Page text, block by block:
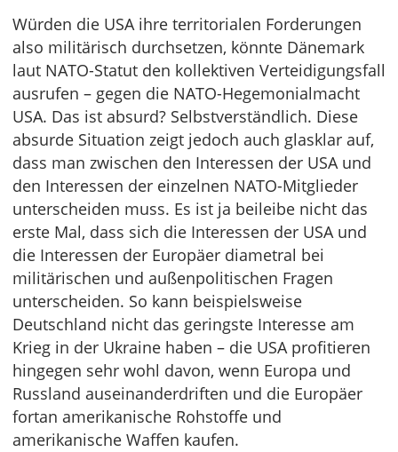
Würden die USA ihre territorialen Forderungen
also militärisch durchsetzen, könnte Dänemark
laut NATO-Statut den kollektiven Verteidigungsfall
ausrufen – gegen die NATO-Hegemonialmacht
USA. Das ist absurd? Selbstverständlich. Diese
absurde Situation zeigt jedoch auch glasklar auf,
dass man zwischen den Interessen der USA und
den Interessen der einzelnen NATO-Mitglieder
unterscheiden muss. Es ist ja beileibe nicht das
erste Mal, dass sich die Interessen der USA und
die Interessen der Europäer diametral bei
militärischen und außenpolitischen Fragen
unterscheiden. So kann beispielsweise
Deutschland nicht das geringste Interesse am
Krieg in der Ukraine haben – die USA profitieren
hingegen sehr wohl davon, wenn Europa und
Russland auseinanderdriften und die Europäer
fortan amerikanische Rohstoffe und
amerikanische Waffen kaufen.